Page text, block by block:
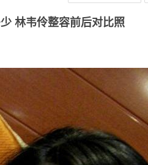
林韦伶整容前后对比照